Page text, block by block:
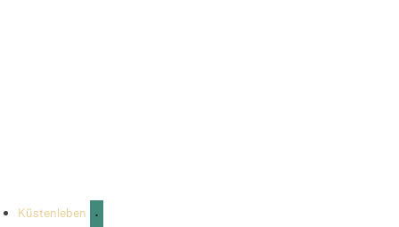
Küstenleben